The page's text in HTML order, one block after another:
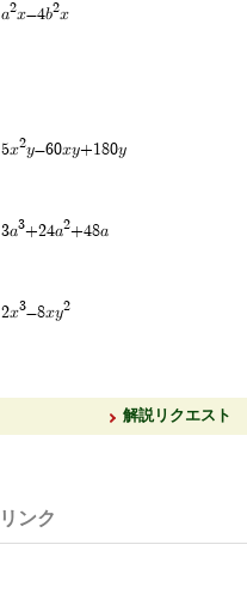
a2x-4b2x
5x2y-60xy+180y
3a3+24a2+48a
2x3-8xy2
解説リクエスト